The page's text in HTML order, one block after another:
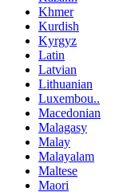
Khmer
Kurdish
Kyrgyz
Latin
Latvian
Lithuanian
Luxembou..
Macedonian
Malagasy
Malay
Malayalam
Maltese
Maori